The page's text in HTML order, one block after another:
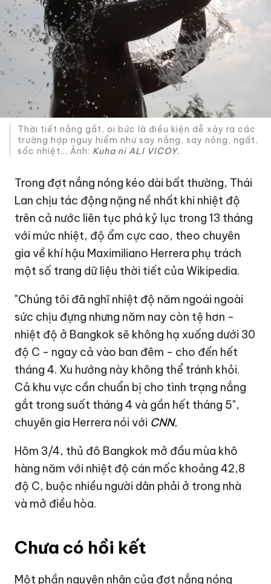
Thời tiết nắng gắt, oi bức là điều kiện dễ xảy ra các
trường hợp nguy hiểm như say nắng, say nóng, ngất,
sốc nhiệt... Ảnh: Kuha ni ALI VICOY.
Trong đợt nắng nóng kéo dài bất thường, Thái
Lan chịu tác động nặng nề nhất khi nhiệt độ
trên cả nước liên tục phá kỷ lục trong 13 tháng
với mức nhiệt, độ ẩm cực cao, theo chuyên
gia về khí hậu Maximiliano Herrera phụ trách
một số trang dữ liệu thời tiết của Wikipedia.
"Chúng tôi đã nghĩ nhiệt độ năm ngoái ngoài
sức chịu đựng nhưng năm nay còn tệ hơn -
nhiệt độ ở Bangkok sẽ không hạ xuống dưới 30
độ C - ngay cả vào ban đêm - cho đến hết
tháng 4. Xu hướng này không thể tránh khỏi.
Cả khu vực cần chuẩn bị cho tình trạng nắng
gắt trong suốt tháng 4 và gần hết tháng 5",
chuyên gia Herrera nói với CNN.
Hôm 3/4, thủ đô Bangkok mở đầu mùa khô
hàng năm với nhiệt độ cán mốc khoảng 42,8
độ C, buộc nhiều người dân phải ở trong nhà
và mở điều hòa.
Chưa có hồi kết
Một phần nguyên nhân của đợt nắng nóng